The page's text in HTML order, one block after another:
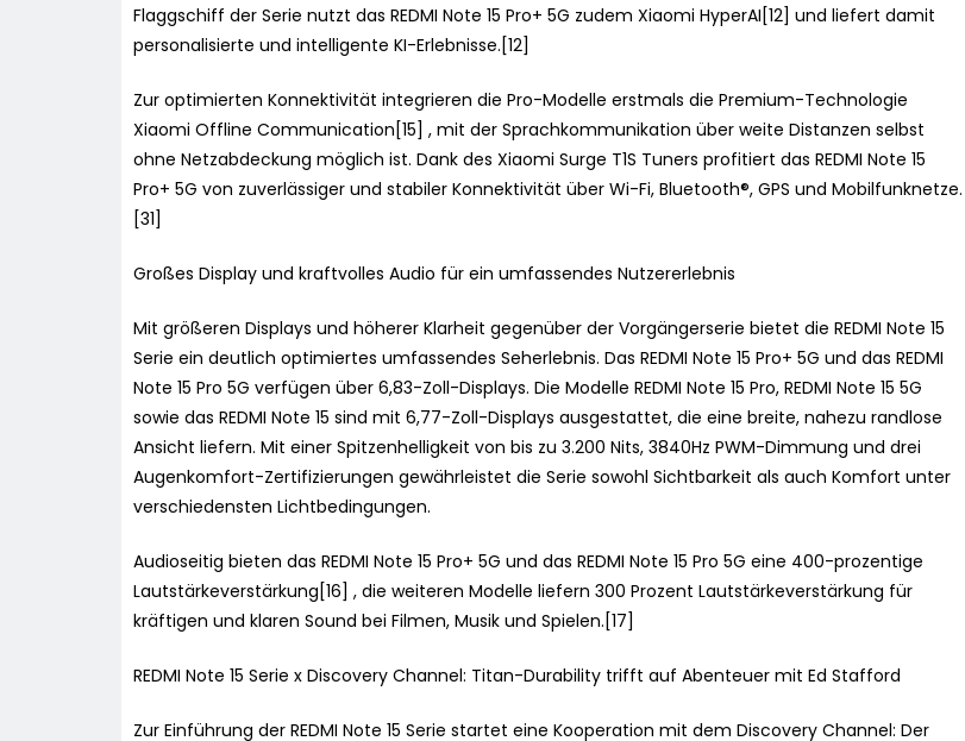
Flaggschiff der Serie nutzt das REDMI Note 15 Pro+ 5G zudem Xiaomi HyperAI[12] und liefert damit
personalisierte und intelligente KI-Erlebnisse.[12]
Zur optimierten Konnektivität integrieren die Pro-Modelle erstmals die Premium-Technologie
Xiaomi Offline Communication[15] , mit der Sprachkommunikation über weite Distanzen selbst
ohne Netzabdeckung möglich ist. Dank des Xiaomi Surge T1S Tuners profitiert das REDMI Note 15
Pro+ 5G von zuverlässiger und stabiler Konnektivität über Wi-Fi, Bluetooth®, GPS und Mobilfunknetze.
[31]
Großes Display und kraftvolles Audio für ein umfassendes Nutzererlebnis
Mit größeren Displays und höherer Klarheit gegenüber der Vorgängerserie bietet die REDMI Note 15
Serie ein deutlich optimiertes umfassendes Seherlebnis. Das REDMI Note 15 Pro+ 5G und das REDMI
Note 15 Pro 5G verfügen über 6,83-Zoll-Displays. Die Modelle REDMI Note 15 Pro, REDMI Note 15 5G
sowie das REDMI Note 15 sind mit 6,77-Zoll-Displays ausgestattet, die eine breite, nahezu randlose
Ansicht liefern. Mit einer Spitzenhelligkeit von bis zu 3.200 Nits, 3840Hz PWM-Dimmung und drei
Augenkomfort-Zertifizierungen gewährleistet die Serie sowohl Sichtbarkeit als auch Komfort unter
verschiedensten Lichtbedingungen.
Audioseitig bieten das REDMI Note 15 Pro+ 5G und das REDMI Note 15 Pro 5G eine 400-prozentige
Lautstärkeverstärkung[16] , die weiteren Modelle liefern 300 Prozent Lautstärkeverstärkung für
kräftigen und klaren Sound bei Filmen, Musik und Spielen.[17]
REDMI Note 15 Serie x Discovery Channel: Titan-Durability trifft auf Abenteuer mit Ed Stafford
Zur Einführung der REDMI Note 15 Serie startet eine Kooperation mit dem Discovery Channel: Der